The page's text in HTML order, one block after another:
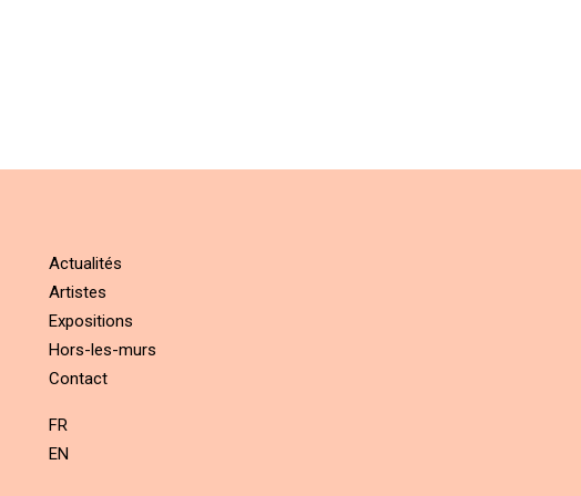
Actualités
Artistes
Expositions
Hors-les-murs
Contact
FR
EN